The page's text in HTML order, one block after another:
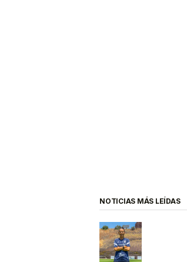
NOTICIAS MÁS LEÍDAS